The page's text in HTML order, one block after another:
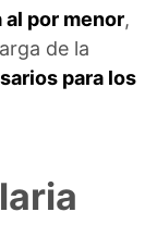
al por menor,
de la
para los